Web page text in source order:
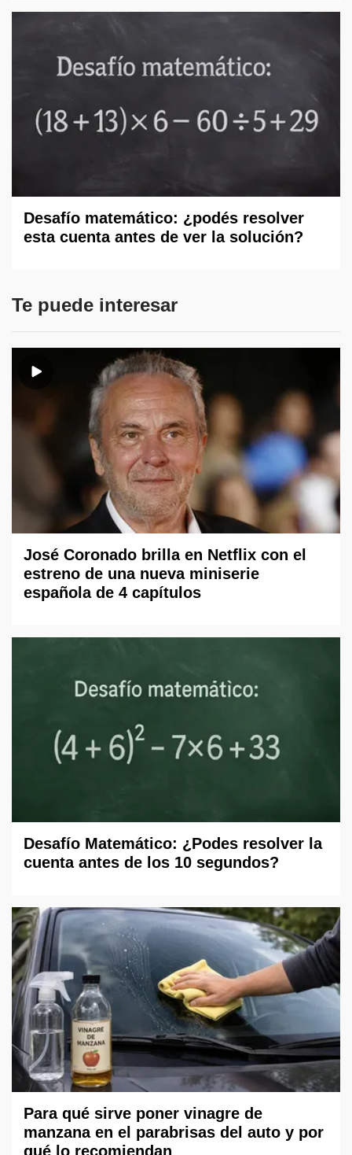
Desafío matemático: ¿podés resolver
esta cuenta antes de ver la solución?
Te puede interesar
José Coronado brilla en Netflix con el
estreno de una nueva miniserie
española de 4 capítulos
Desafío Matemático: ¿Podes resolver la
cuenta antes de los 10 segundos?
Para qué sirve poner vinagre de
manzana en el parabrisas del auto y por
qué lo recomiendan